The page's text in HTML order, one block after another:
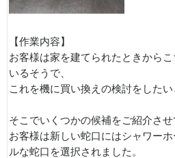
【作業内容】
お客様は家を建てられたときから
いるそうで、
これを機に買い換えの検討をしたい
そこでいくつかの候補をご紹介させ
お客様は新しい蛇口にはシャワー
ルな蛇口を選択されました。